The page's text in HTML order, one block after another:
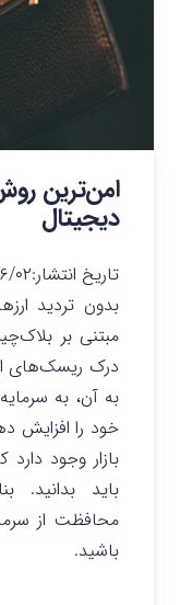
امن‌ترین
دیجیتال
تاریخ انتشار:
بدون تردید
مبتنی بر
درک ریسک‌های
به آن، به
خود را افزایش
بازار وجود دارد
باید بدانید.
محافظت از
باشید.